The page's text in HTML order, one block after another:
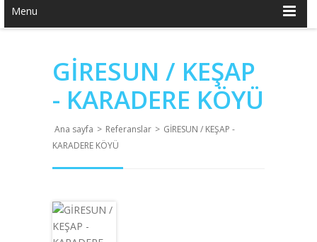
Menu
GİRESUN / KEŞAP
- KARADERE KÖYÜ
Ana sayfa > Referanslar > GİRESUN / KEŞAP -
KARADERE KÖYÜ